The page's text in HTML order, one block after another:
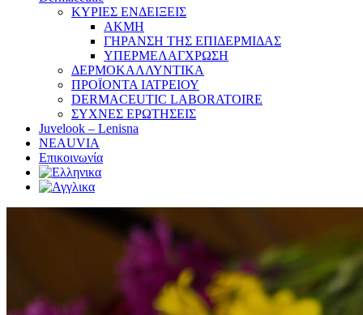
ΚΥΡΙΕΣ ΕΝΔΕΙΞΕΙΣ
ΑΚΜΗ
ΓΗΡΑΝΣΗ ΤΗΣ ΕΠΙΔΕΡΜΙΔΑΣ
ΥΠΕΡΜΕΛΑΓΧΡΩΣΗ
ΔΕΡΜΟΚΑΛΛΥΝΤΙΚΑ
ΠΡΟΪΟΝΤΑ ΙΑΤΡΕΙΟΥ
DERMACEUTIC LABORATOIRE
ΣΥΧΝΕΣ ΕΡΩΤΗΣΕΙΣ
Juvelook – Lenisna
NEAUVIA
Επικοινωνία